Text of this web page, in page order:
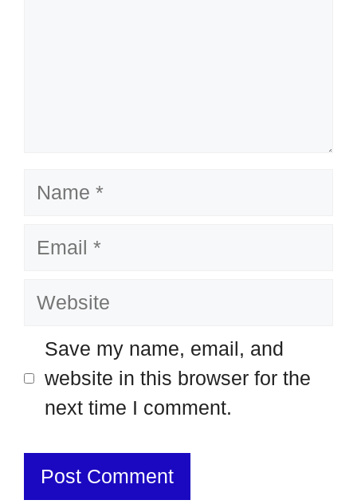
Name
Email
Website
Save my name, email, and
website in this browser for the
next time I comment.